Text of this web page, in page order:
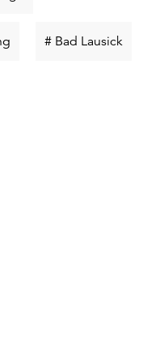
Schlüsselwort
# Bad Lausick